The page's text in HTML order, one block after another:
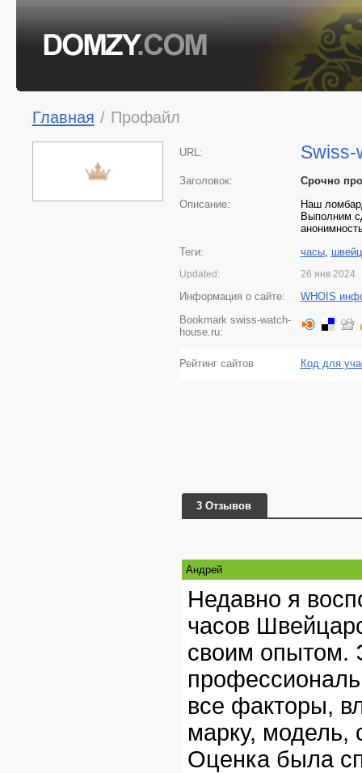
Главная / Профайл
URL: Swiss-
Заголовок:
Срочно
Описание:
Наш
Выполним
Теги:
часы,
Updated: 26 янв 2024
Информация о сайте:
WHOIS
Bookmark swiss-watch-
house.ru:
Рейтинг сайтов Код для
3 Отзывов
Андрей
Недавно я
часов
своим опытом.
все факторы,
марку, модель,
Оценка была